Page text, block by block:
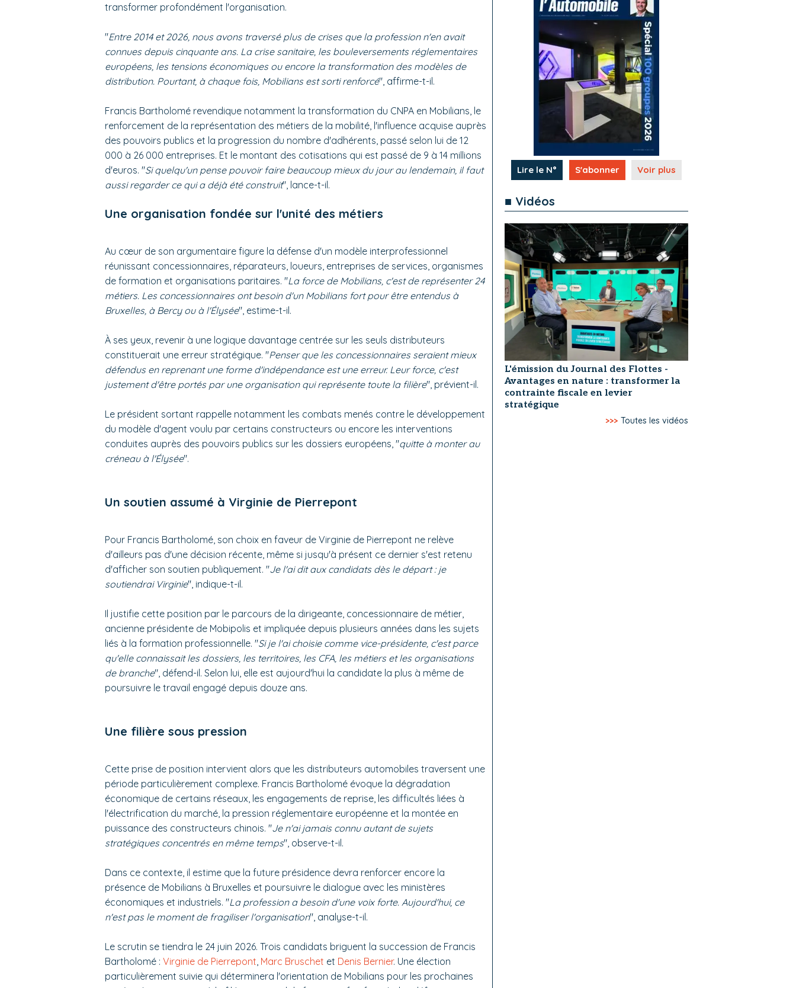
transformer profondément l'organisation.
"Entre 2014 et 2026, nous avons traversé plus de crises que la profession n'en avait
connues depuis cinquante ans. La crise sanitaire, les bouleversements réglementaires
européens, les tensions économiques ou encore la transformation des modèles de
distribution. Pourtant, à chaque fois, Mobilians est sorti renforcé", affirme-t-il.
Francis Bartholomé revendique notamment la transformation du CNPA en Mobilians, le
renforcement de la représentation des métiers de la mobilité, l'influence acquise auprès
des pouvoirs publics et la progression du nombre d'adhérents, passé selon lui de 12
000 à 26 000 entreprises. Et le montant des cotisations qui est passé de 9 à 14 millions
d'euros. "Si quelqu'un pense pouvoir faire beaucoup mieux du jour au lendemain, il faut
aussi regarder ce qui a déjà été construit", lance-t-il.
Une organisation fondée sur l'unité des métiers
Au cœur de son argumentaire figure la défense d'un modèle interprofessionnel
réunissant concessionnaires, réparateurs, loueurs, entreprises de services, organismes
de formation et organisations paritaires. "La force de Mobilians, c'est de représenter 24
métiers. Les concessionnaires ont besoin d'un Mobilians fort pour être entendus à
Bruxelles, à Bercy ou à l'Élysée", estime-t-il.
À ses yeux, revenir à une logique davantage centrée sur les seuls distributeurs
constituerait une erreur stratégique. "Penser que les concessionnaires seraient mieux
défendus en reprenant une forme d'indépendance est une erreur. Leur force, c'est
justement d'être portés par une organisation qui représente toute la filière", prévient-il.
Le président sortant rappelle notamment les combats menés contre le développement
du modèle d'agent voulu par certains constructeurs ou encore les interventions
conduites auprès des pouvoirs publics sur les dossiers européens, "quitte à monter au
créneau à l'Élysée".
Un soutien assumé à Virginie de Pierrepont
Pour Francis Bartholomé, son choix en faveur de Virginie de Pierrepont ne relève
d'ailleurs pas d'une décision récente, même si jusqu'à présent ce dernier s'est retenu
d'afficher son soutien publiquement. "Je l'ai dit aux candidats dès le départ : je
soutiendrai Virginie", indique-t-il.
Il justifie cette position par le parcours de la dirigeante, concessionnaire de métier,
ancienne présidente de Mobipolis et impliquée depuis plusieurs années dans les sujets
liés à la formation professionnelle. "Si je l'ai choisie comme vice-présidente, c'est parce
qu'elle connaissait les dossiers, les territoires, les CFA, les métiers et les organisations
de branche", défend-il. Selon lui, elle est aujourd'hui la candidate la plus à même de
poursuivre le travail engagé depuis douze ans.
Une filière sous pression
Cette prise de position intervient alors que les distributeurs automobiles traversent une
période particulièrement complexe. Francis Bartholomé évoque la dégradation
économique de certains réseaux, les engagements de reprise, les difficultés liées à
l'électrification du marché, la pression réglementaire européenne et la montée en
puissance des constructeurs chinois. "Je n'ai jamais connu autant de sujets
stratégiques concentrés en même temps", observe-t-il.
Dans ce contexte, il estime que la future présidence devra renforcer encore la
présence de Mobilians à Bruxelles et poursuivre le dialogue avec les ministères
économiques et industriels. "La profession a besoin d'une voix forte. Aujourd'hui, ce
n'est pas le moment de fragiliser l'organisation", analyse-t-il.
Le scrutin se tiendra le 24 juin 2026. Trois candidats briguent la succession de Francis
Bartholomé : Virginie de Pierrepont Marc Bruschet et Denis Bernier. Une élection
particulièrement suivie qui déterminera l'orientation de Mobilians pour les prochaines
Lire le N° S'abonner Voir plus
■ Vidéos
L'émission du Journal des Flottes -
Avantages en nature : transformer la
contrainte fiscale en levier
stratégique
>>> Toutes les vidéos